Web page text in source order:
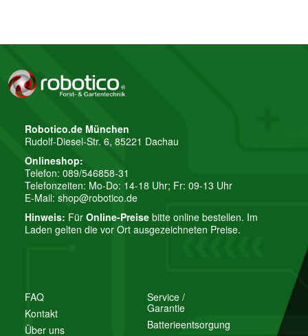
FAQ
Kontakt
Über uns
Service /
Garantie
Batterieentsorgung
Robotico.de München
Rudolf-Diesel-Str. 6, 85221 Dachau
Onlineshop:
Telefon: 089/546858-31
Telefonzeiten: Mo-Do: 14-18 Uhr; Fr: 09-13 Uhr
E-Mail: shop@robotico.de
Hinweis: Für Online-Preise bitte online bestellen. Im
Laden gelten die vor Ort ausgezeichneten Preise.